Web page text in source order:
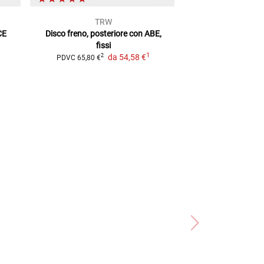
TRW
Disco freno, posteriore con ABE,
fissi
PDVC 65,80 €2 da 54,58 €1